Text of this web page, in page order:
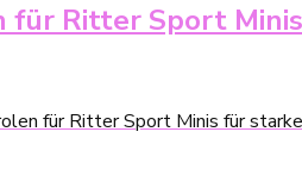
für Ritter Sport
für Ritter Sport Minis für